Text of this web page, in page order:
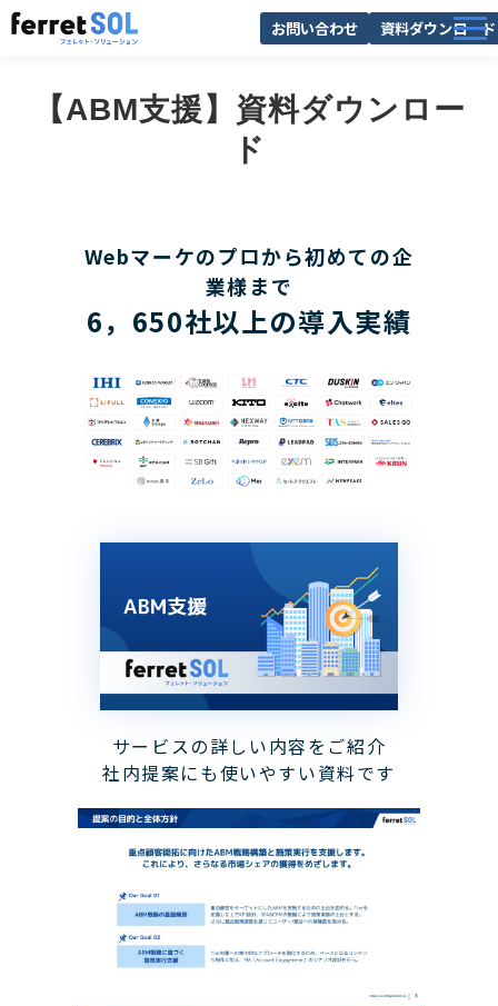
お問い合わせ 資料ダウンロード
サービス一覧
選ばれる理由
お役立ち情報
【ABM支援】資料ダウンロー
ド
Webマーケのプロから初めての企
業様まで
6，650社以上の導入実績
サービスの詳しい内容をご紹介
社内提案にも使いやすい資料です